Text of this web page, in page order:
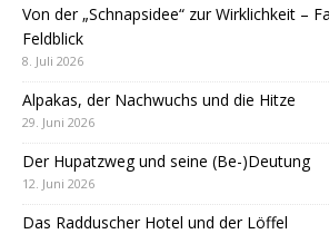
Von der „Schnapsidee“ zur Wirklichkeit –
Feldblick
8. Juli 2026
Alpakas, der Nachwuchs und die Hitze
29. Juni 2026
Der Hupatzweg und seine (Be-)Deutung
12. Juni 2026
Das Radduscher Hotel und der Löffel